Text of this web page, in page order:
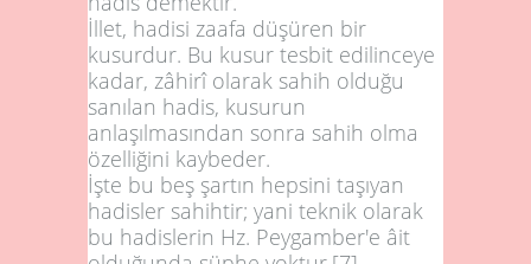
İllet, hadisi zaafa düşüren bir
kusurdur. Bu kusur tesbit edilinceye
kadar, zâhirî olarak sahih olduğu
sanılan hadis, kusurun
anlaşılmasından sonra sahih olma
özelliğini kaybeder.
İşte bu beş şartın hepsini taşıyan
hadisler sahihtir; yani teknik olarak
bu hadislerin Hz. Peygamber'e âit